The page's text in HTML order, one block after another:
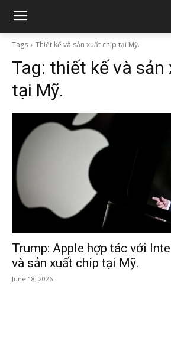
Tags Thiết kế và sản xuất chip tại Mỹ.
Tag: thiết kế và sản
tại Mỹ.
Trump: Apple hợp tác với
và sản xuất chip tại Mỹ.
June 18, 2026